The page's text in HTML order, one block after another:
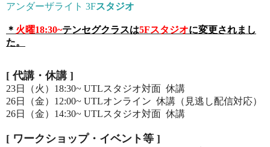
アンダーザライト 3Fスタジオ
＊ 火曜18:30~テンセグクラスは5Fスタジオに変更されまし
た。
[代講・ 休講 ]
23日（火）18:30~ UTLスタジオ対面 休講
26日（金）12:00~ UTLオンライン 休講（見逃し配信対応）
26日（金）14:30~ UTLスタジオ対面 休講
[ ワークショップ・イベント等 ]